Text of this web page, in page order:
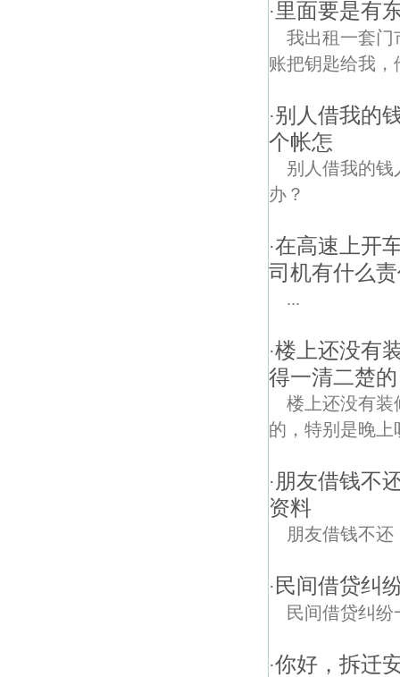
·里面要是有
我出租一套门
账把钥匙给我
·别人借我的
个帐怎
别人借我的
办？
·在高速上开
司机有什么
...
·楼上还没有
得一清二楚
楼上还没有装
的，特别是晚
· 朋友借钱不
资料
朋友借钱不
· 民间借贷纠
民间借贷纠纷
·你好，拆迁